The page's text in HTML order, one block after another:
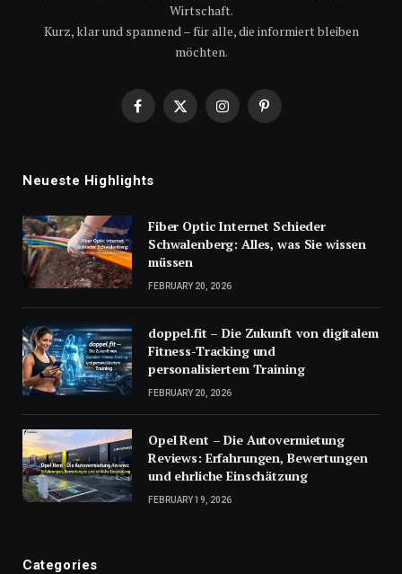
Wirtschaft.
Kurz, klar und spannend – für alle, die informiert bleiben
möchten.
Facebook
X
InstagramPinterest
Neueste Highlights
Fiber Optic Internet Schieder
Schwalenberg: Alles, was Sie wissen
müssen
FEBRUARY 20, 2026
doppel.fit – Die Zukunft von digitalem
Fitness-Tracking und
personalisiertem Training
FEBRUARY 20, 2026
Opel Rent – Die Autovermietung
Reviews: Erfahrungen, Bewertungen
und ehrliche Einschätzung
FEBRUARY 19, 2026
Categories